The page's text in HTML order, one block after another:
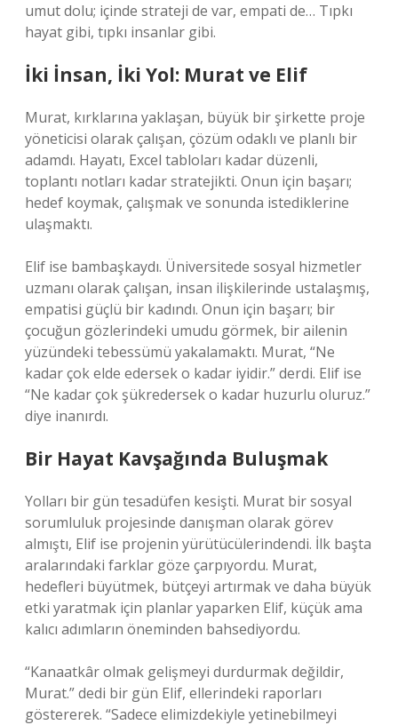
umut dolu; içinde strateji de var, empati de… Tıpkı
hayat gibi, tıpkı insanlar gibi.
İki İnsan, İki Yol: Murat ve Elif
Murat, kırklarına yaklaşan, büyük bir şirkette proje
yöneticisi olarak çalışan, çözüm odaklı ve planlı bir
adamdı. Hayatı, Excel tabloları kadar düzenli,
toplantı notları kadar stratejikti. Onun için başarı;
hedef koymak, çalışmak ve sonunda istediklerine
ulaşmaktı.
Elif ise bambaşkaydı. Üniversitede sosyal hizmetler
uzmanı olarak çalışan, insan ilişkilerinde ustalaşmış,
empatisi güçlü bir kadındı. Onun için başarı; bir
çocuğun gözlerindeki umudu görmek, bir ailenin
yüzündeki tebessümü yakalamaktı. Murat, “Ne
kadar çok elde edersek o kadar iyidir.” derdi. Elif ise
“Ne kadar çok şükredersek o kadar huzurlu oluruz.”
diye inanırdı.
Bir Hayat Kavşağında Buluşmak
Yolları bir gün tesadüfen kesişti. Murat bir sosyal
sorumluluk projesinde danışman olarak görev
almıştı, Elif ise projenin yürütücülerindendi. İlk başta
aralarındaki farklar göze çarpıyordu. Murat,
hedefleri büyütmek, bütçeyi artırmak ve daha büyük
etki yaratmak için planlar yaparken Elif, küçük ama
kalıcı adımların öneminden bahsediyordu.
“Kanaatkâr olmak gelişmeyi durdurmak değildir,
Murat.” dedi bir gün Elif, ellerindeki raporları
göstererek. “Sadece elimizdekiyle yetinebilmeyi